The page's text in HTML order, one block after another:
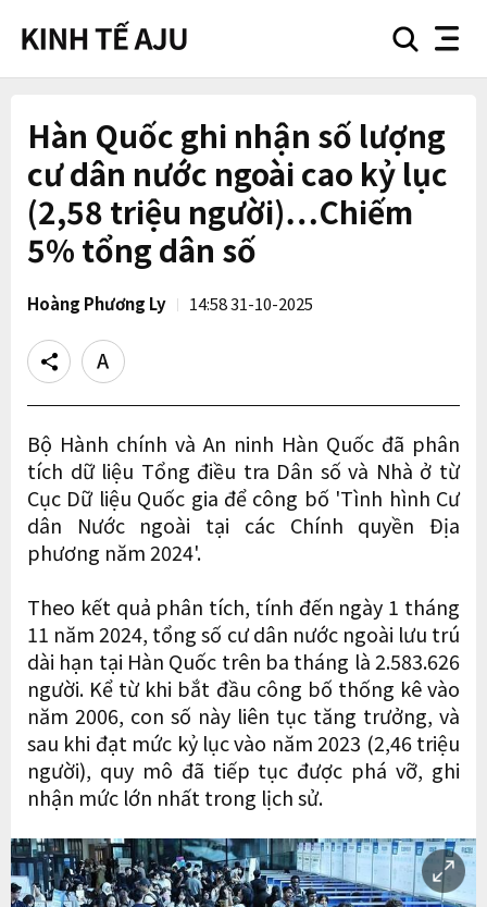
searchnav
Hàn Quốc ghi nhận số lượng
cư dân nước ngoài cao kỷ lục
(2,58 triệu người)…Chiếm
5% tổng dân số
Hoàng Phương Ly 14:58 31-10-2025
Share
Text
size
Bộ Hành chính và An ninh Hàn Quốc đã phân
tích dữ liệu Tổng điều tra Dân số và Nhà ở từ
Cục Dữ liệu Quốc gia để công bố 'Tình hình Cư
dân Nước ngoài tại các Chính quyền Địa
phương năm 2024'.
Theo kết quả phân tích, tính đến ngày 1 tháng
11 năm 2024, tổng số cư dân nước ngoài lưu trú
dài hạn tại Hàn Quốc trên ba tháng là 2.583.626
người. Kể từ khi bắt đầu công bố thống kê vào
năm 2006, con số này liên tục tăng trưởng, và
sau khi đạt mức kỷ lục vào năm 2023 (2,46 triệu
người), quy mô đã tiếp tục được phá vỡ, ghi
nhận mức lớn nhất trong lịch sử.